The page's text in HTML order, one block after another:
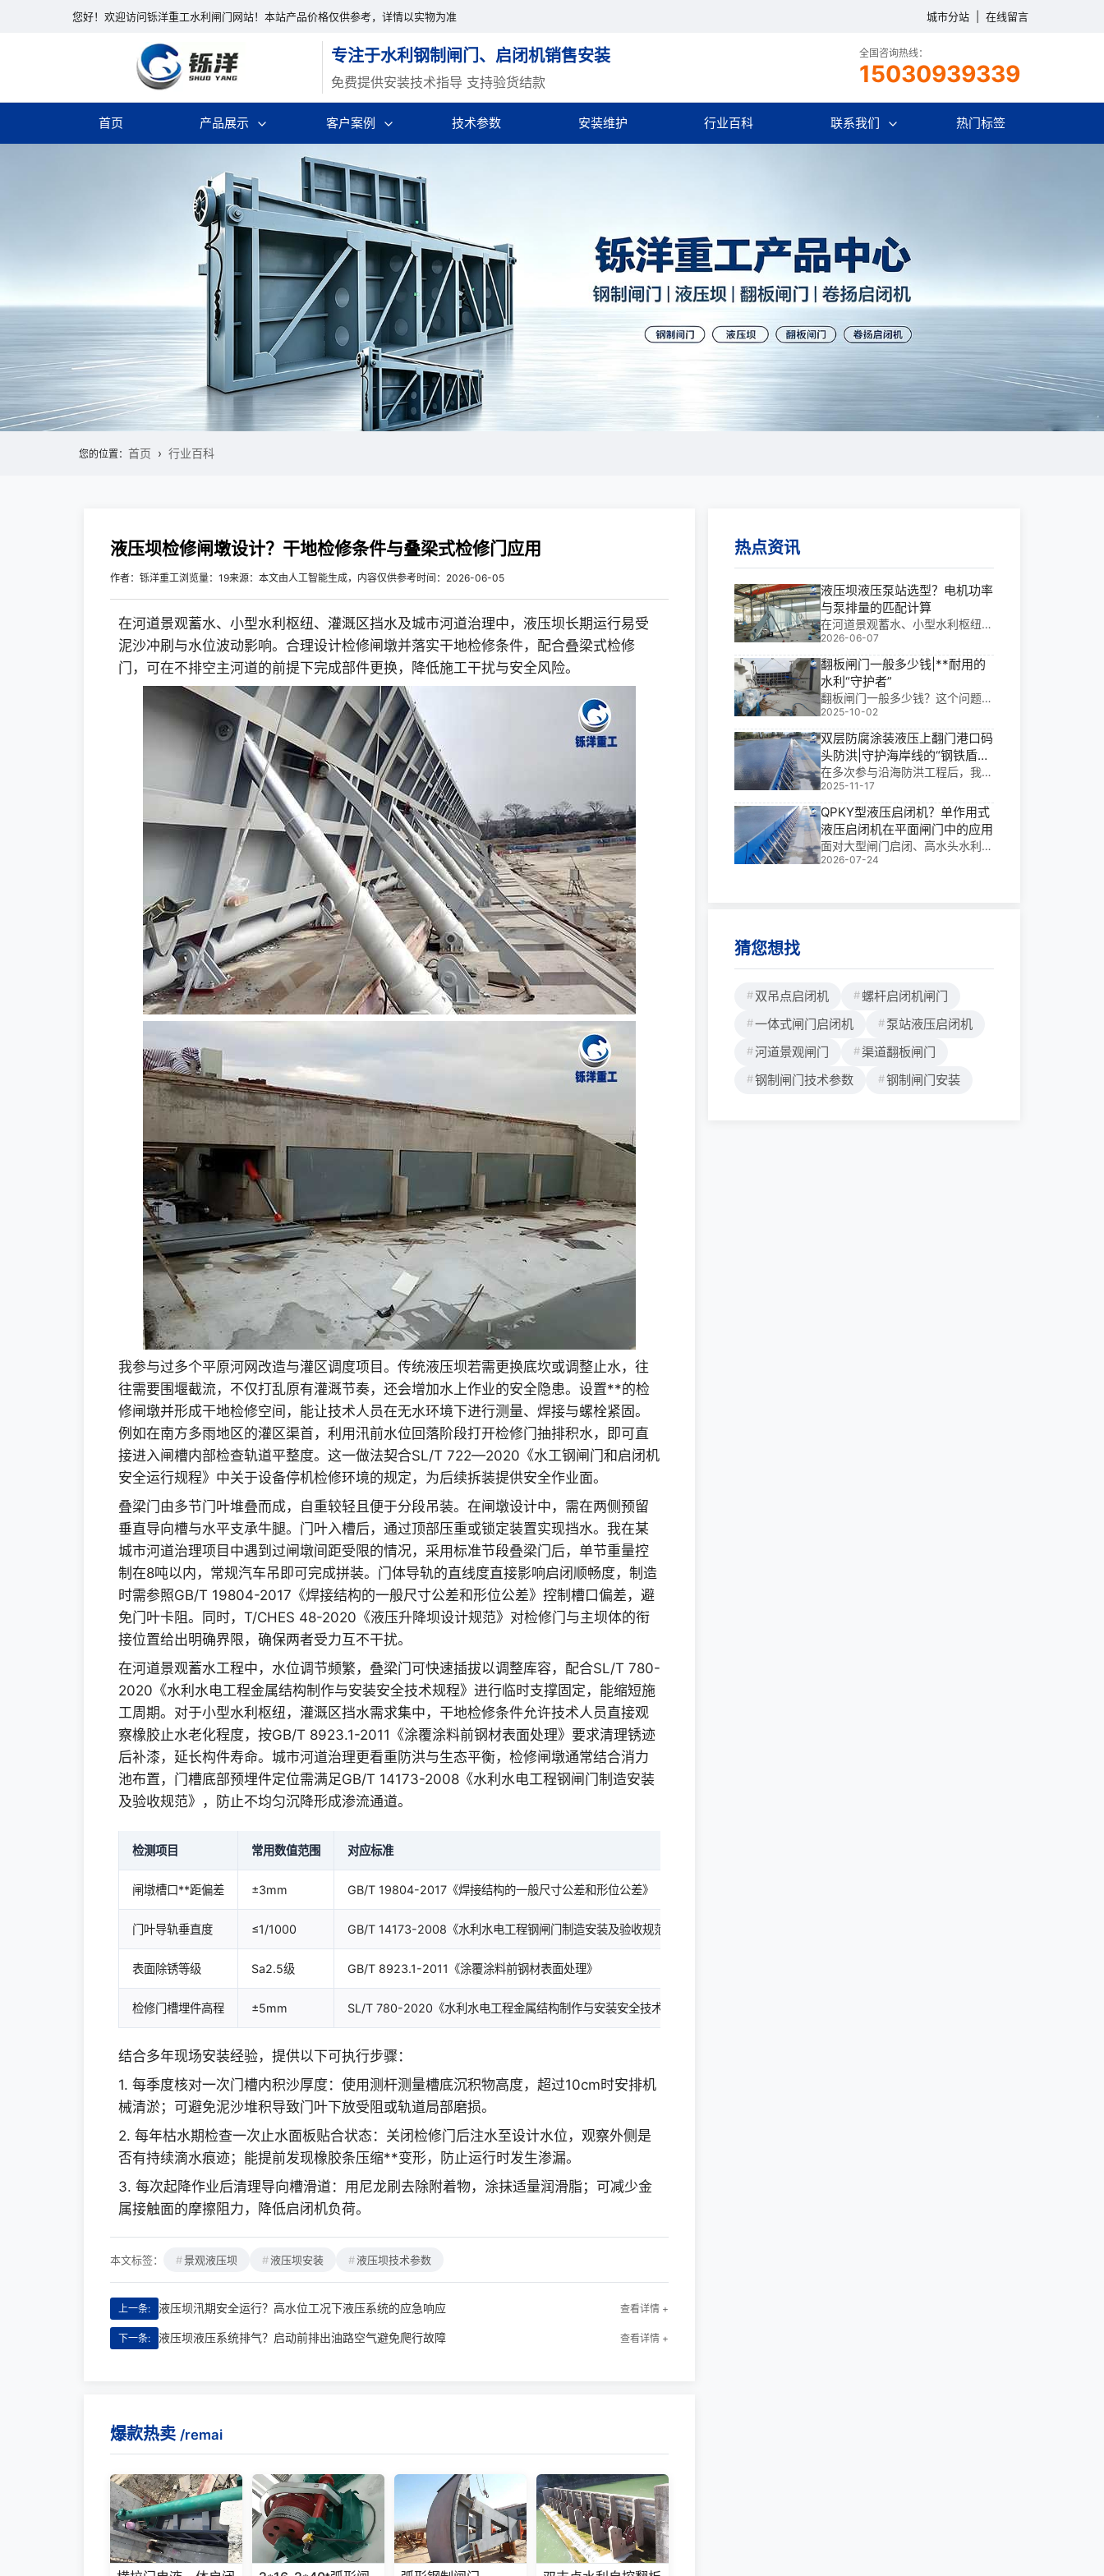
您好！欢迎访问铄洋重工水利闸门网站！本站产品价格仅供参考，详情以实物为准 城市分站 在线留言
专注于水利钢制闸门、启闭机销售安装
免费提供安装技术指导 支持验货结款
全国咨询热线：
15030939339
首页 产品展示 客户案例 技术参数 安装维护 行业百科 联系我们 热门标签
您的位置： 首页 行业百科
液压坝检修闸墩设计？干地检修条件与叠梁式检修门应用
作者：铄洋重工浏览量：19来源：本文由人工智能生成，内容仅供参考时间：2026-06-05
在河道景观蓄水、小型水利枢纽、灌溉区挡水及城市河道治理中，液压坝长期运行易受
泥沙冲刷与水位波动影响。合理设计检修闸墩并落实干地检修条件，配合叠梁式检修
门，可在不排空主河道的前提下完成部件更换，降低施工干扰与安全风险。
我参与过多个平原河网改造与灌区调度项目。传统液压坝若需更换底坎或调整止水，往
往需要围堰截流，不仅打乱原有灌溉节奏，还会增加水上作业的安全隐患。设置**的检
修闸墩并形成干地检修空间，能让技术人员在无水环境下进行测量、焊接与螺栓紧固。
例如在南方多雨地区的灌区渠首，利用汛前水位回落阶段打开检修门抽排积水，即可直
接进入闸槽内部检查轨道平整度。这一做法契合SL/T 722—2020《水工钢闸门和启闭机
安全运行规程》中关于设备停机检修环境的规定，为后续拆装提供安全作业面。
叠梁门由多节门叶堆叠而成，自重较轻且便于分段吊装。在闸墩设计中，需在两侧预留
垂直导向槽与水平支承牛腿。门叶入槽后，通过顶部压重或锁定装置实现挡水。我在某
城市河道治理项目中遇到过闸墩间距受限的情况，采用标准节段叠梁门后，单节重量控
制在8吨以内，常规汽车吊即可完成拼装。门体导轨的直线度直接影响启闭顺畅度，制造
时需参照GB/T 19804-2017《焊接结构的一般尺寸公差和形位公差》控制槽口偏差，避
免门叶卡阻。同时，T/CHES 48-2020《液压升降坝设计规范》对检修门与主坝体的衔
接位置给出明确界限，确保两者受力互不干扰。
在河道景观蓄水工程中，水位调节频繁，叠梁门可快速插拔以调整库容，配合SL/T 780-
2020《水利水电工程金属结构制作与安装安全技术规程》进行临时支撑固定，能缩短施
工周期。对于小型水利枢纽，灌溉区挡水需求集中，干地检修条件允许技术人员直接观
察橡胶止水老化程度，按GB/T 8923.1-2011《涂覆涂料前钢材表面处理》要求清理锈迹
后补漆，延长构件寿命。城市河道治理更看重防洪与生态平衡，检修闸墩通常结合消力
池布置，门槽底部预埋件定位需满足GB/T 14173-2008《水利水电工程钢闸门制造安装
及验收规范》，防止不均匀沉降形成渗流通道。
检测项目 常用数值范围 对应标准
闸墩槽口**距偏差 ±3mm GB/T 19804-2017《焊接结构的一般尺寸公差和形位公差》
门叶导轨垂直度 ≤1/1000 GB/T 14173-2008《水利水电工程钢闸门制造安装及验收规范》
表面除锈等级 Sa2.5级 GB/T 8923.1-2011《涂覆涂料前钢材表面处理》
检修门槽埋件高程 ±5mm SL/T 780-2020《水利水电工程金属结构制作与安装安全技术规程》
结合多年现场安装经验，提供以下可执行步骤：
1. 每季度核对一次门槽内积沙厚度：使用测杆测量槽底沉积物高度，超过10cm时安排机
械清淤；可避免泥沙堆积导致门叶下放受阻或轨道局部磨损。
2. 每年枯水期检查一次止水面板贴合状态：关闭检修门后注水至设计水位，观察外侧是
否有持续滴水痕迹；能提前发现橡胶条压缩**变形，防止运行时发生渗漏。
3. 每次起降作业后清理导向槽滑道：用尼龙刷去除附着物，涂抹适量润滑脂；可减少金
属接触面的摩擦阻力，降低启闭机负荷。
本文标签： 景观液压坝 液压坝安装 液压坝技术参数
上一条: 液压坝汛期安全运行？高水位工况下液压系统的应急响应 查看详情 +
下一条: 液压坝液压系统排气？启动前排出油路空气避免爬行故障 查看详情 +
爆款热卖 /remai
热点资讯
液压坝液压泵站选型？电机功率
与泵排量的匹配计算
在河道景观蓄水、小型水利枢纽及
灌溉区挡水工程中，液压坝常面临
启闭迟缓或系统发热停机的问题。
科学开展液压坝液压泵站选型与电
机功率和泵排量的匹配计算，可使
设备按实际工况平稳切换水位。
2026-06-07
翻板闸门一般多少钱|**耐用的
水利“守护者”
翻板闸门一般多少钱？这个问题，
我作为有多年水利工程金属结构设
计与现场安装经验的老兵，常被问
到。说实话，单扇价格通常在1.5-
8万元之间，但**决定成本的，不
是单价，而是它在农田灌溉、小型
水库、城市景
2025-10-02
双层防腐涂装液压上翻门港口码
头防洪|守护海岸线的“钢铁盾
牌”
在多次参与沿海防洪工程后，我深
刻体会到：一个**可靠的防洪系
统，不仅要有坚固的结构，更得经
得起盐雾、潮汐和*端天气的反复
考验。而双层防腐涂装液压上翻门
港口码头防洪，正是我在多个大型
项目中反复验证过
2025-11-17
QPKY型液压启闭机？单作用式
液压启闭机在平面闸门中的应用
面对大型闸门启闭、高水头水利枢
纽及无人值守电站等场景，单作用
2026-07-24
猜您想找
双吊点启闭机
螺杆启闭机闸门
一体式闸门启闭机
泵站液压启闭机
河道景观闸门
渠道翻板闸门
钢制闸门技术参数
钢制闸门安装